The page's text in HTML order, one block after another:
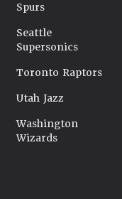
Spurs
Seattle
Supersonics
Toronto Raptors
Utah Jazz
Washington
Wizards